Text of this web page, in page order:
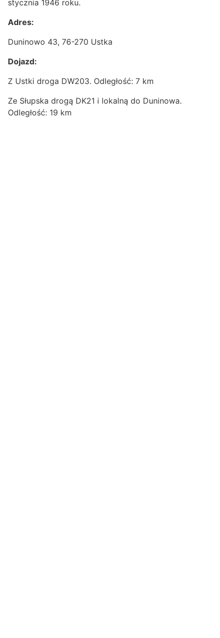
stycznia 1946 roku.
Adres:
Duninowo 43, 76-270 Ustka
Dojazd:
Z Ustki droga DW203. Odległość: 7 km
Ze Słupska drogą DK21 i lokalną do Duninowa.
Odległość: 19 km